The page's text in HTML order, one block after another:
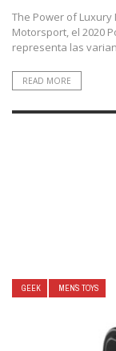
The Power of
Motorsport, el 2020
representa las
READ MORE
GEEK MEN´S TOYS